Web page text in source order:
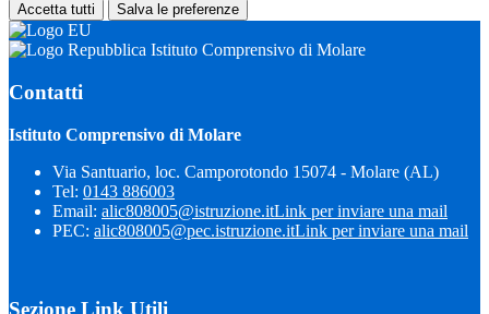
Accetta tutti Salva le preferenze
Istituto Comprensivo di Molare
Contatti
Istituto Comprensivo di Molare
Via Santuario, loc. Camporotondo 15074 - Molare (AL)
Tel: 0143 886003
Email: alic808005@istruzione.itLink per inviare una mail
PEC: alic808005@pec.istruzione.itLink per inviare una mail
Sezione Link Utili